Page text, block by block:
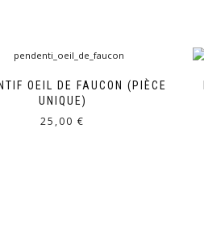
OEIL DE FAUCON (PIÈCE
UNIQUE)
25,00€